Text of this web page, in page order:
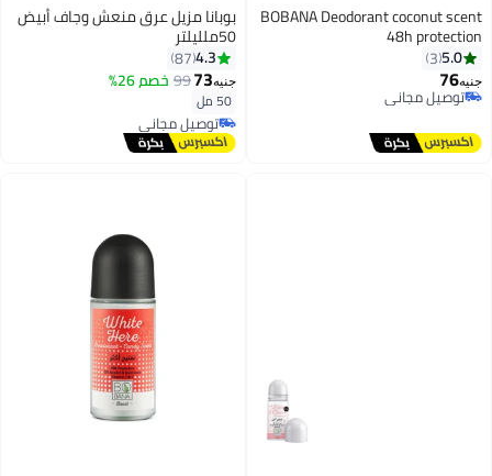
BOBANA Deodorant coconut scent
48h protection
5.0
3
جنيه76
توصيل مجاني
توصيل مجاني
بوبانا مزيل عرق منعش وجاف أبيض
50ملليلتر
4.3
87
جنيه73
99 خصم 26%
50 مل
توصيل مجاني
توصيل مجاني